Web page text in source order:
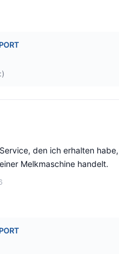
den ich erhalten
Melkmaschine handelt.